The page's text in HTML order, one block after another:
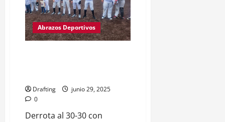
Los
Centinelas
en
el
Clásico
La
Abrazos Deportivos
Drafting
junio 29, 2025
0
Derrota al 30-30 con